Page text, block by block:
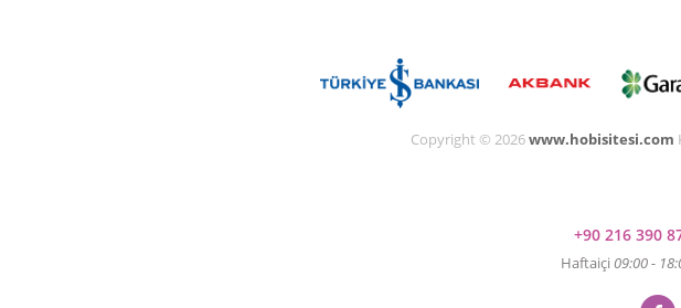
Copyright © 2026www.hobisitesi.com
+90 216 390
Haftaiçi 09:00 -